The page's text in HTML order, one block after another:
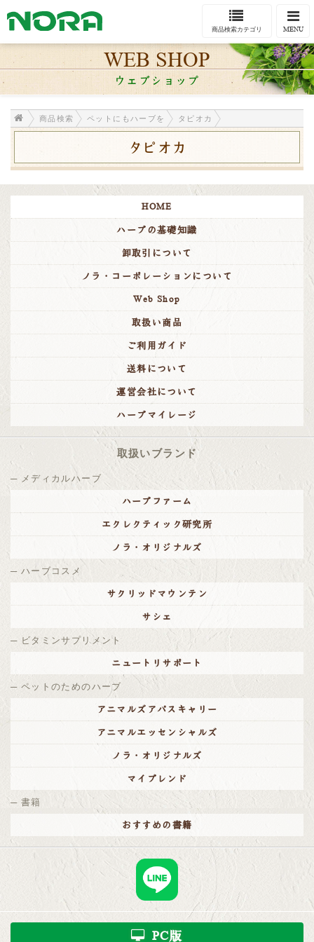
MENU
商品検索カテゴリ
WEB SHOP
ウェブショップ
商品検索 ペットにもハーブを タピオカ
タピオカ
HOME
ハーブの基礎知識
卸取引について
ノラ・コーポレーションについて
Web Shop
取扱い商品
ご利用ガイド
送料について
運営会社について
ハーブマイレージ
取扱いブランド
メディカルハーブ
ハーブファーム
エクレクティック研究所
ノラ・オリジナルズ
ハーブコスメ
サクリッドマウンテン
サシェ
ビタミンサプリメント
ニュートリサポート
ペットのためのハーブ
アニマルズアパスキャリー
アニマルエッセンシャルズ
ノラ・オリジナルズ
マイブレンド
書籍
おすすめの書籍
PC版